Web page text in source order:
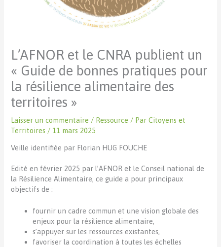
L’AFNOR et le CNRA publient un
« Guide de bonnes pratiques pour
la résilience alimentaire des
territoires »
Laisser un commentaire / Ressource / ParCitoyens et
Territoires / 11 mars 2025
Veille identifiée par Florian HUG FOUCHE
Edité en février 2025 par l’AFNOR et le Conseil national de
la Résilience Alimentaire, ce guide a pour principaux
objectifs de :
fournir un cadre commun et une vision globale des
enjeux pour la résilience alimentaire,
s’appuyer sur les ressources existantes,
favoriser la coordination à toutes les échelles